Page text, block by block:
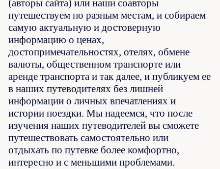
(авторы сайта) или наши соавторы
путешествуем по разным местам, и собираем
самую актуальную и достоверную
информацию о ценах,
достопримечательностях, отелях, обмене
валюты, общественном транспорте или
аренде транспорта и так далее, и публикуем ее
в наших путеводителях без лишней
информации о личных впечатлениях и
истории поездки. Мы надеемся, что после
изучения наших путеводителей вы сможете
путешествовать самостоятельно или
отдыхать по путевке более комфортно,
интересно и с меньшими проблемами.